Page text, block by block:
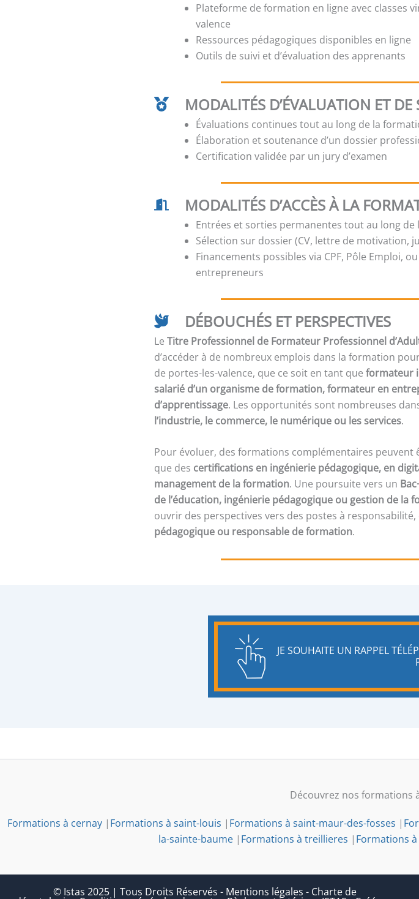
Plateforme de formation en ligne avec classes
valence
Ressources pédagogiques disponibles en ligne
Outils de suivi et d’évaluation des apprenants
MODALITÉS D’ÉVALUATION ET DE
Évaluations continues tout au long de la
Élaboration et soutenance d’un dossier
Certification validée par un jury d’examen
MODALITÉS D’ACCÈS À LA
Entrées et sorties permanentes tout au long de
Sélection sur dossier (CV, lettre de motivation,
Financements possibles via CPF, Pôle Emploi,
entrepreneurs
DÉBOUCHÉS ET PERSPECTIVES
LeTitre Professionnel de Formateur Professionnel
d’accéder à de nombreux emplois dans la formation
de portes-les-valence, que ce soit en tant queformateur
salarié d’un organisme de formation, formateur en
d’apprentissage. Les opportunités sont nombreuses
l’industrie, le commerce, le numérique ou les services.
Pour évoluer, des formations complémentaires peuvent
que des certifications en ingénierie pédagogique, en
management de la formation. Une poursuite vers un
de l’éducation, ingénierie pédagogique ou gestion de la
ouvrir des perspectives vers des postes à responsabilité,
pédagogique ou responsable de formation.
JE SOUHAITE UN RAPPEL
Découvrez nos formations
Formations à cernay | Formations à saint-louis | Formations à saint-maur-des-fosses |
la-sainte-baume| Formations à treillieres | Formations à
© Istas 2025 | Tous Droits Réservés - Mentions légales - Charte de